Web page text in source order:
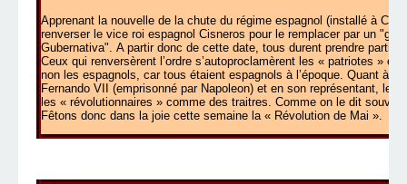
Apprenant la nouvelle de la chute du régime espagnol (installé à
renverser le vice roi espagnol Cisneros pour le remplacer par un
Gubernativa". A partir donc de cette date, tous durent prendre parti
Ceux qui renversèrent l’ordre s’autoproclamèrent les « patriotes »
non les espagnols, car tous étaient espagnols à l’époque. Quant à
Fernando VII (emprisonné par Napoleon) et en son représentant, le
les « révolutionnaires » comme des traitres. Comme on le dit
Fêtons donc dans la joie cette semaine la « Révolution de Mai ».